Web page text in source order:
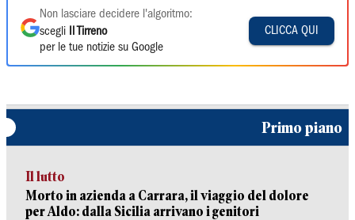
Non lasciare decidere l'algoritmo:
scegli
Il Tirreno
per le tue notizie su Google
CLICCA QUI
Primo piano
Il lutto
Morto in azienda a Carrara, il viaggio del dolore
per Aldo: dalla Sicilia arrivano i genitori